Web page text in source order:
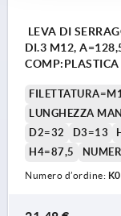
LEVA DI
DI.3 M12,
COMP:PLASTICA
LUNGHEZZA
D2=32
D3=13
H4=87,5
Numero d’ordine: